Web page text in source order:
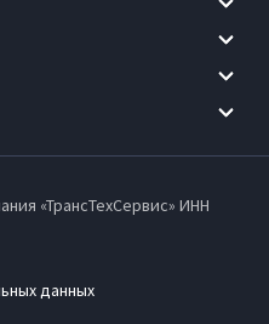
«ТрансТехСервис» ИНН
данных